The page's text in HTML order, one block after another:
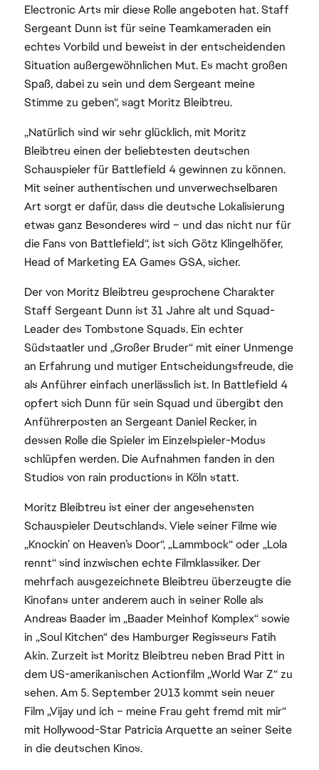
Electronic Arts mir diese Rolle angeboten hat. Staff
Sergeant Dunn ist für seine Teamkameraden ein
echtes Vorbild und beweist in der entscheidenden
Situation außergewöhnlichen Mut. Es macht großen
Spaß, dabei zu sein und dem Sergeant meine
Stimme zu geben“, sagt Moritz Bleibtreu.
„Natürlich sind wir sehr glücklich, mit Moritz
Bleibtreu einen der beliebtesten deutschen
Schauspieler für Battlefield 4 gewinnen zu können.
Mit seiner authentischen und unverwechselbaren
Art sorgt er dafür, dass die deutsche Lokalisierung
etwas ganz Besonderes wird – und das nicht nur für
die Fans von Battlefield“, ist sich Götz Klingelhöfer,
Head of Marketing EA Games GSA, sicher.
Der von Moritz Bleibtreu gesprochene Charakter
Staff Sergeant Dunn ist 31 Jahre alt und Squad-
Leader des Tombstone Squads. Ein echter
Südstaatler und „Großer Bruder“ mit einer Unmenge
an Erfahrung und mutiger Entscheidungsfreude, die
als Anführer einfach unerlässlich ist. In Battlefield 4
opfert sich Dunn für sein Squad und übergibt den
Anführerposten an Sergeant Daniel Recker, in
dessen Rolle die Spieler im Einzelspieler-Modus
schlüpfen werden. Die Aufnahmen fanden in den
Studios von rain productions in Köln statt.
Moritz Bleibtreu ist einer der angesehensten
Schauspieler Deutschlands. Viele seiner Filme wie
„Knockin’ on Heaven’s Door“, „Lammbock“ oder „Lola
rennt“ sind inzwischen echte Filmklassiker. Der
mehrfach ausgezeichnete Bleibtreu überzeugte die
Kinofans unter anderem auch in seiner Rolle als
Andreas Baader im „Baader Meinhof Komplex“ sowie
in „Soul Kitchen“ des Hamburger Regisseurs Fatih
Akin. Zurzeit ist Moritz Bleibtreu neben Brad Pitt in
dem US-amerikanischen Actionfilm „World War Z“ zu
sehen. Am 5. September 2013 kommt sein neuer
Film „Vijay und ich – meine Frau geht fremd mit mir“
mit Hollywood-Star Patricia Arquette an seiner Seite
in die deutschen Kinos.